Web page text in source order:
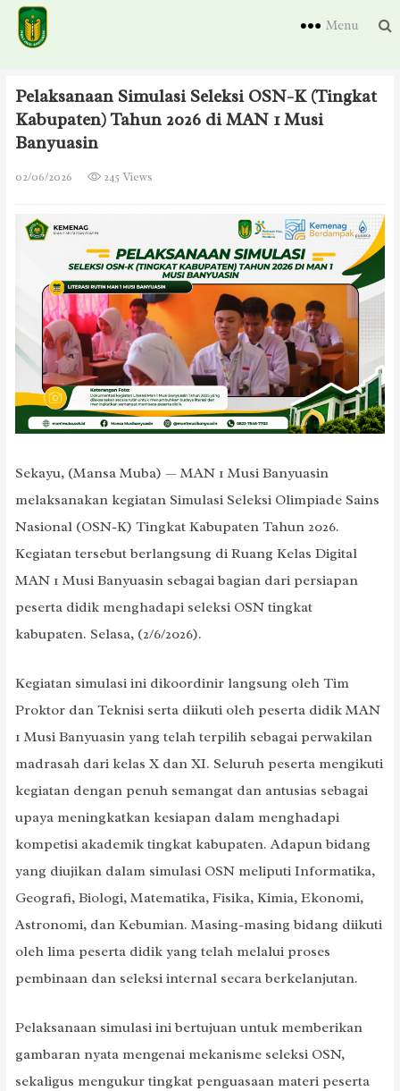
Menu
Pelaksanaan Simulasi Seleksi OSN-K (Tingkat
Kabupaten) Tahun 2026 di MAN 1 Musi
Banyuasin
02/06/2026 245 Views
Sekayu, (Mansa Muba) — MAN 1 Musi Banyuasin
melaksanakan kegiatan Simulasi Seleksi Olimpiade Sains
Nasional (OSN-K) Tingkat Kabupaten Tahun 2026.
Kegiatan tersebut berlangsung di Ruang Kelas Digital
MAN 1 Musi Banyuasin sebagai bagian dari persiapan
peserta didik menghadapi seleksi OSN tingkat
kabupaten. Selasa, (2/6/2026).
Kegiatan simulasi ini dikoordinir langsung oleh Tim
Proktor dan Teknisi serta diikuti oleh peserta didik MAN
1 Musi Banyuasin yang telah terpilih sebagai perwakilan
madrasah dari kelas X dan XI. Seluruh peserta mengikuti
kegiatan dengan penuh semangat dan antusias sebagai
upaya meningkatkan kesiapan dalam menghadapi
kompetisi akademik tingkat kabupaten. Adapun bidang
yang diujikan dalam simulasi OSN meliputi Informatika,
Geografi, Biologi, Matematika, Fisika, Kimia, Ekonomi,
Astronomi, dan Kebumian. Masing-masing bidang diikuti
oleh lima peserta didik yang telah melalui proses
pembinaan dan seleksi internal secara berkelanjutan.
Pelaksanaan simulasi ini bertujuan untuk memberikan
gambaran nyata mengenai mekanisme seleksi OSN,
sekaligus mengukur tingkat penguasaan materi peserta